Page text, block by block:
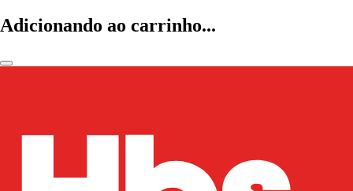
Adicionando ao carrinho...